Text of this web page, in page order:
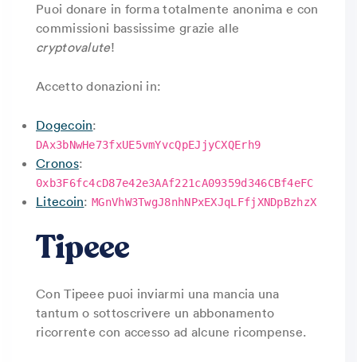
Puoi donare in forma totalmente anonima e con
commissioni bassissime grazie alle
cryptovalute!
Accetto donazioni in:
Dogecoin:
DAx3bNwHe73fxUE5vmYvcQpEJjyCXQErh9
Cronos:
0xb3F6fc4cD87e42e3AAf221cA09359d346CBf4eFC
Litecoin:MGnVhW3TwgJ8nhNPxEXJqLFfjXNDpBzhzX
Tipeee
Con Tipeee puoi inviarmi una mancia una
tantum o sottoscrivere un abbonamento
ricorrente con accesso ad alcune ricompense.